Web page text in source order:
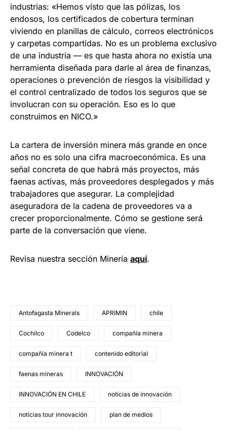
industrias: «Hemos visto que las pólizas, los
endosos, los certificados de cobertura terminan
viviendo en planillas de cálculo, correos electrónicos
y carpetas compartidas. No es un problema exclusivo
de una industria — es que hasta ahora no existía una
herramienta diseñada para darle al área de finanzas,
operaciones o prevención de riesgos la visibilidad y
el control centralizado de todos los seguros que se
involucran con su operación. Eso es lo que
construimos en NICO.»
La cartera de inversión minera más grande en once
años no es solo una cifra macroeconómica. Es una
señal concreta de que habrá más proyectos, más
faenas activas, más proveedores desplegados y más
trabajadores que asegurar. La complejidad
aseguradora de la cadena de proveedores va a
crecer proporcionalmente. Cómo se gestione será
parte de la conversación que viene.
Revisa nuestra sección Minería aquí.
Antofagasta Minerals APRIMIN chile
Cochilco Codelco compañía minera
compañía minera t contenido editorial
faenas mineras INNOVACIÓN
INNOVACIÓN EN CHILE noticias de innovación
noticias tour innovación plan de medios